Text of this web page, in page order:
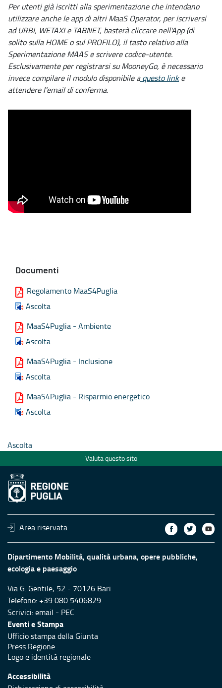
Per utenti già iscritti alla sperimentazione che intendano
utilizzare anche le app di altri MaaS Operator, per iscriversi
ad URBI, WETAXI e TABNET, basterà cliccare nell'App (di
solito sulla HOME o sul PROFILO), il tasto relativo alla
Sperimentazione MAAS e scrivere codice-utente.
Esclusivamente per registrarsi su MooneyGo, è necessario
invece compilare il modulo disponibile aquesto linke
attendere l'email di conferma.
Documenti
Regolamento MaaS4Puglia
Ascolta
MaaS4Puglia - Ambiente
Ascolta
MaaS4Puglia - Inclusione
Ascolta
MaaS4Puglia - Risparmio energetico
Ascolta
Ascolta
Valuta questo sito
Area riservata
Dipartimento Mobilità, qualità urbana, opere pubbliche,
ecologia e paesaggio
Via G. Gentile, 52 - 70126 Bari
Telefono: +39 080 5406829
Scrivici:email - PEC
Eventi e Stampa
Ufficio stampa della Giunta
Press Regione
Logo e identità regionale
Accessibilità